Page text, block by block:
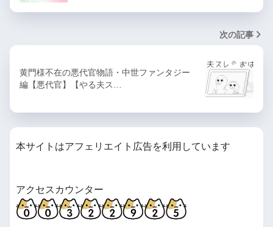
次の記事
黄門様不在の悪代官物語・中世ファンタジー
編【悪代官】【やる夫ス…
本サイトはアフェリエイト広告を利用しています
アクセスカウンター